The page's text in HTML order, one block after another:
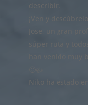
describir.
¡Ven y
Jose, un gran
súper ruta y
Niko ha estado